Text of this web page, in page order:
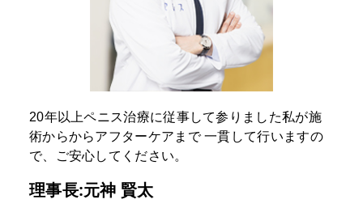
20年以上ペニス治療に従事して参りました私が施
術からからアフターケアまで一貫して行いますの
で、ご安心してください。
理事長:元神 賢太